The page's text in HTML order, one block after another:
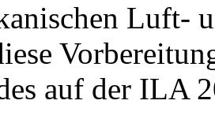
Luft-
auf der ILA